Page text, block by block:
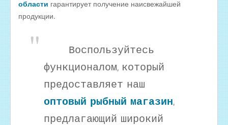
области гарантирует получение наисвежайшей
продукции.
Воспользуйтесь
функционалом, который
предоставляет наш
оптовый рыбный магазин,
предлагающий широкий